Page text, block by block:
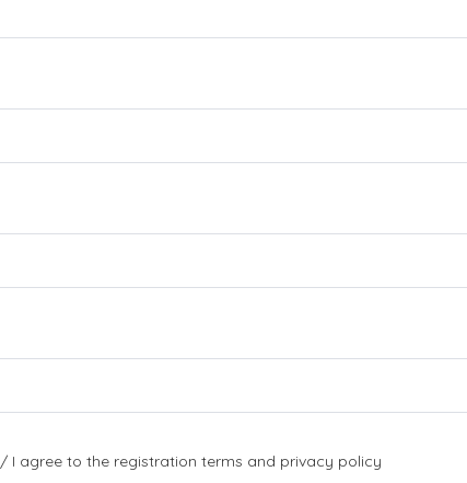
/ I agree to the registration terms and privacy policy